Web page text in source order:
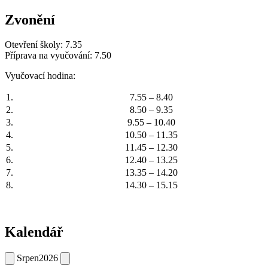
Zvonění
Otevření školy: 7.35
Příprava na vyučování: 7.50
Vyučovací hodina:
1.
7.55 – 8.40
2.
8.50 – 9.35
3.
9.55 – 10.40
4.
10.50 – 11.35
5.
11.45 – 12.30
6.
12.40 – 13.25
7.
13.35 – 14.20
8.
14.30 – 15.15
Kalendář
Srpen2026